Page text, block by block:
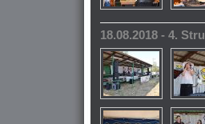
18.08.2018 - 4.